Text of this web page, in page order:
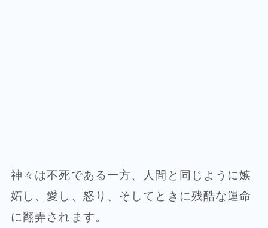
神々は不死である一方、人間と同じように嫉
妬し、愛し、怒り、そしてときに残酷な運命
に翻弄されます。